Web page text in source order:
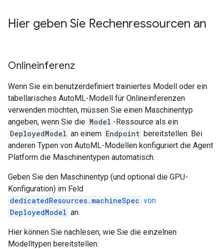
Hier geben Sie Rechenressourcen an
Onlineinferenz
Wenn Sie ein benutzerdefiniert trainiertes Modell oder ein
tabellarisches AutoML-Modell für Onlineinferenzen
verwenden möchten, müssen Sie einen Maschinentyp
angeben, wenn Sie die Model -Ressource als ein
DeployedModel an einem Endpoint bereitstellen. Bei
anderen Typen von AutoML-Modellen konfiguriert die Agent
Platform die Maschinentypen automatisch.
Geben Sie den Maschinentyp (und optional die GPU-
Konfiguration) im Feld
dedicatedResources.machineSpec von
DeployedModel an.
Hier können Sie nachlesen, wie Sie die einzelnen
Modelltypen bereitstellen: